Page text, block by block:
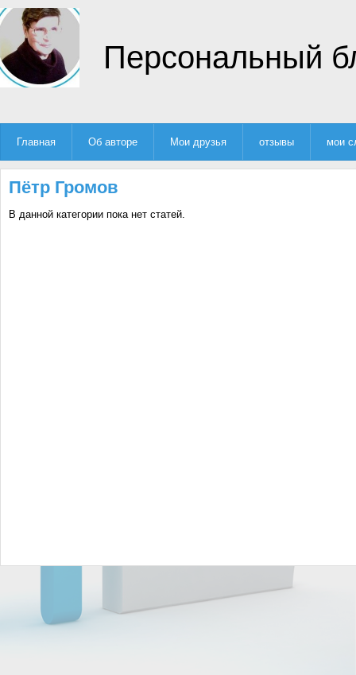
Персональный
Главная Об авторе Мои друзья отзывы мои
Пётр Громов
В данной категории пока нет статей.